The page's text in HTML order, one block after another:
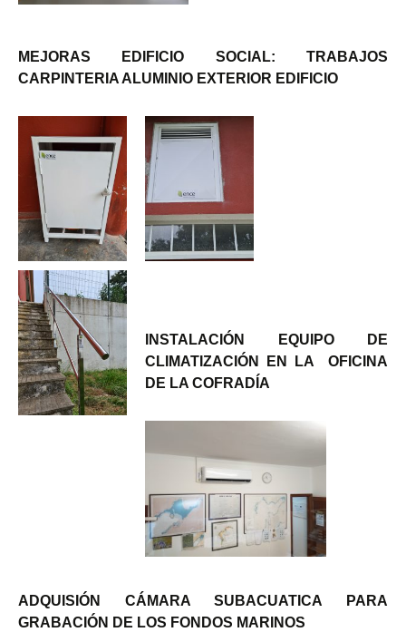
MEJORAS EDIFICIO SOCIAL: TRABAJOS
CARPINTERIA ALUMINIO EXTERIOR EDIFICIO
INSTALACIÓN EQUIPO DE
CLIMATIZACIÓN EN LA OFICINA
DE LA COFRADÍA
ADQUISIÓN CÁMARA SUBACUATICA PARA
GRABACIÓN DE LOS FONDOS MARINOS